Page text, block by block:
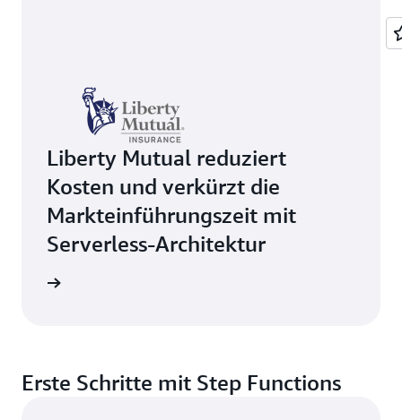
Liberty Mutual reduziert
Kosten und verkürzt die
Markteinführungszeit mit
Serverless-Architektur
Erste Schritte mit Step Functions